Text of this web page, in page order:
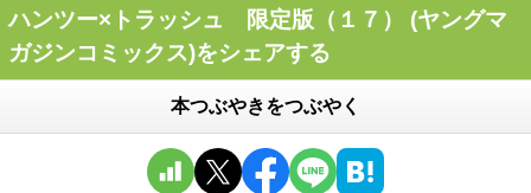
ハンツー×トラッシュ 限定版（１７） (ヤングマ
ガジンコミックス)をシェアする
本つぶやきをつぶやく